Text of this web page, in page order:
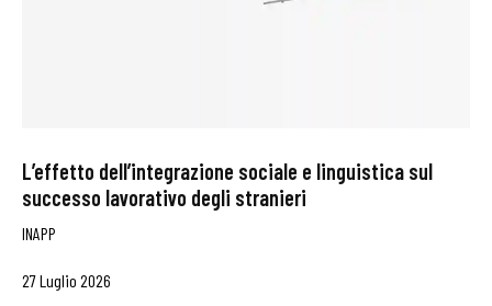
L’effetto dell’integrazione sociale e linguistica sul
successo lavorativo degli stranieri
INAPP
27 Luglio 2026